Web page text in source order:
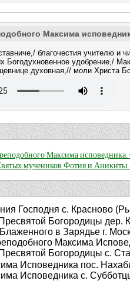
Максима
благочестия учителю и
Богодухновенное удобрение,/
духовная,// моли Христа
Максима
мучеников Фотия и
Господня с. Красново
Богородицы дер.
в Зарядье г.
Максима
Богородицы с.
Исповедника пос.
Исповедника с.